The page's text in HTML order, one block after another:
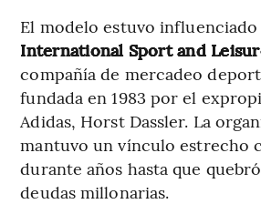
El modelo estuvo
International Sport and
compañía de mercadeo
fundada en 1983 por el
Adidas, Horst Dassler. La
mantuvo un vínculo estrecho
durante años hasta que
deudas millonarias.